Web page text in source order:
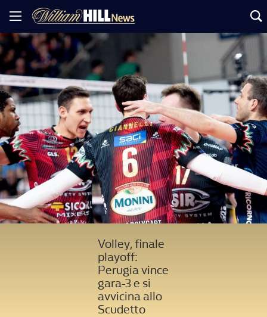
Volley, finale
playoff:
Perugia vince
gara-3 e si
avvicina allo
Scudetto